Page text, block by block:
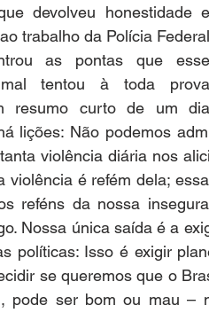
devolveu honestidade
trabalho da Polícia Federal
as pontas que esse
tentou à toda prova
resumo curto de um dia
lições: Não podemos
violência diária nos
violência é refém dela;
reféns da nossa
Nossa única saída é a
políticas: Isso é exigir
se queremos que o
pode ser bom ou mau –